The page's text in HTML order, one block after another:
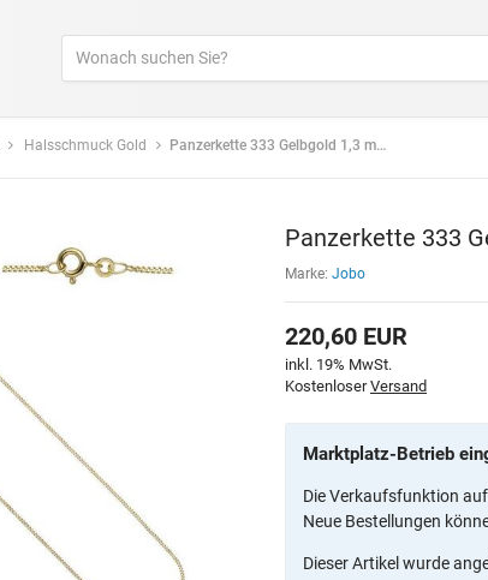
Halsschmuck Gold Panzerkette 333 Gelbgold 1,3 mm 40 cm Halskette Federring
Panzerkette 333
Marke: Jobo
220,60 EUR
inkl. 19% MwSt.
KostenloserVersand
Marktplatz-Betrieb
Die Verkaufsfunktion
Neue Bestellungen
Dieser Artikel wurde